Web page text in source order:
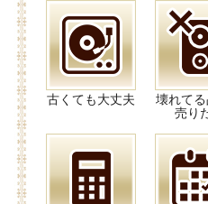
古くても大丈夫
壊れて
売り